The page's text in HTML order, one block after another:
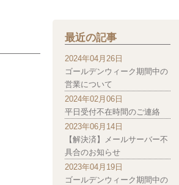
最近の記事
2024年04月26日
ゴールデンウィーク期間中の
営業について
2024年02月06日
平日受付不在時間のご連絡
2023年06月14日
【解決済】メールサーバー不
具合のお知らせ
2023年04月19日
ゴールデンウィーク期間中の